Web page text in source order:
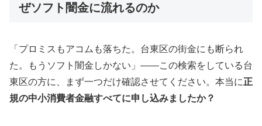
ぜソフト闇金に流れるのか
「プロミスもアコムも落ちた。台東区の街金にも断られ
た。もうソフト闇金しかない」——この検索をしている台
東区の方に、まず一つだけ確認させてください。本当に正
規の中小消費者金融すべてに申し込みましたか？